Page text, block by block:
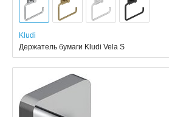
Kludi
Держатель бумаги Kludi Vela S